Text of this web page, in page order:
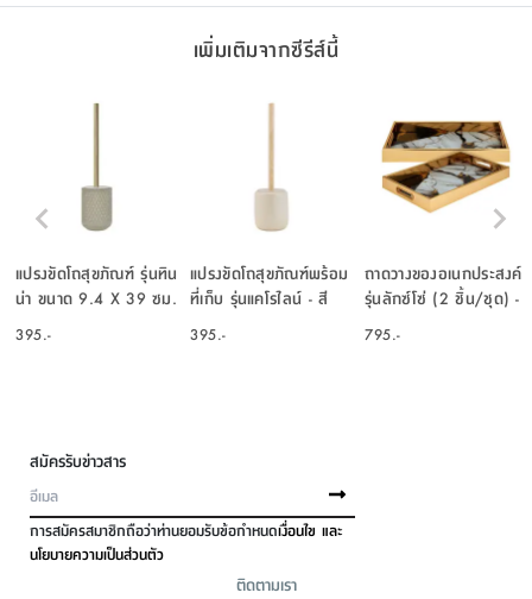
เพิ่มเติมจากซีรีส์นี้
แปรงขัดโถสุขภัณฑ์ รุ่นทิน
น่า ขนาด 9.4 X 39 ซม.
- สีเทา/ทอง
395.-
แปรงขัดโถสุขภัณฑ์พร้อม
ที่เก็บ รุ่นแคโรไลน์ - สี
เบจ/ธรรมชาติ
395.-
ถาดวางของอเนกประสงค์
รุ่นลักซ์โซ่ (2 ชิ้น/ชุด) -
คละสี
795.-
สมัครรับข่าวสาร
การสมัครสมาชิกถือว่าท่านยอมรับข้อกำหนดเงื่อนไข และ
นโยบายความเป็นส่วนตัว
ติดตามเรา